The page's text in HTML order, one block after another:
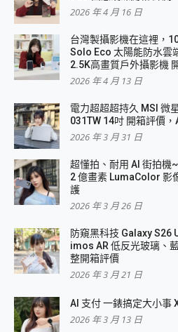
2026 年 4 月 16 日
台灣製攝影機在這裡，
Solo Eco 太陽能防水雲
2.5K高畫質戶外攝影機
2026 年 4 月 13 日
電力超超超持久 MSI 微
031TW 14吋 開箱評價
2026 年 3 月 31 日
超懂拍、耐用 AI 街拍
2 億畫素 LumaColor 影
護
2026 年 3 月 26 日
防窺黑科技 Galaxy S26
imos AR 低反光玻璃、
整開箱評價
2026 年 3 月 21 日
AI 支付 一錶搞定大小事
2026 年 3 月 13 日